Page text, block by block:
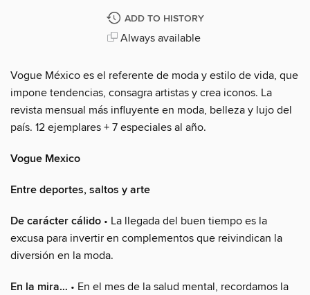
ADD TO HISTORY
Always available
Vogue México es el referente de moda y estilo de vida, que
impone tendencias, consagra artistas y crea iconos. La
revista mensual más influyente en moda, belleza y lujo del
país. 12 ejemplares + 7 especiales al año.
Vogue Mexico
Entre deportes, saltos y arte
De carácter cálido • La llegada del buen tiempo es la
excusa para invertir en complementos que reivindican la
diversión en la moda.
En la mira… • En el mes de la salud mental, recordamos la